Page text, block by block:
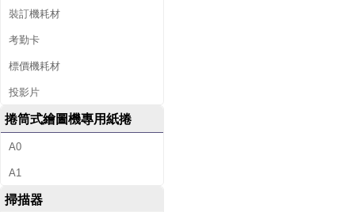
裝訂機耗材
考勤卡
標價機耗材
投影片
捲筒式繪圖機專用紙捲
A0
A1
掃描器